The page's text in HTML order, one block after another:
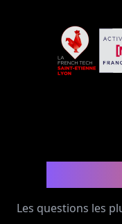
Les questions les